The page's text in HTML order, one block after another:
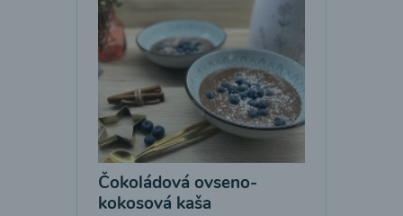
Čokoládová ovseno-
kokosová kaša